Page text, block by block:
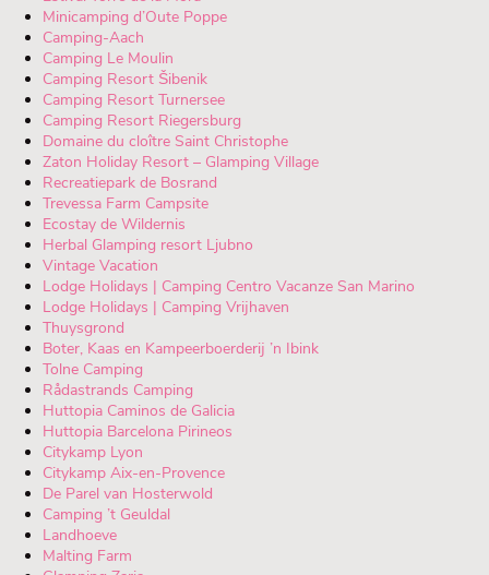
Minicamping d’Oute Poppe
Camping-Aach
Camping Le Moulin
Camping Resort Šibenik
Camping Resort Turnersee
Camping Resort Riegersburg
Domaine du cloître Saint Christophe
Zaton Holiday Resort – Glamping Village
Recreatiepark de Bosrand
Trevessa Farm Campsite
Ecostay de Wildernis
Herbal Glamping resort Ljubno
Vintage Vacation
Lodge Holidays | Camping Centro Vacanze San Marino
Lodge Holidays | Camping Vrijhaven
Thuysgrond
Boter, Kaas en Kampeerboerderij ’n Ibink
Tolne Camping
Rådastrands Camping
Huttopia Caminos de Galicia
Huttopia Barcelona Pirineos
Citykamp Lyon
Citykamp Aix-en-Provence
De Parel van Hosterwold
Camping ’t Geuldal
Landhoeve
Malting Farm